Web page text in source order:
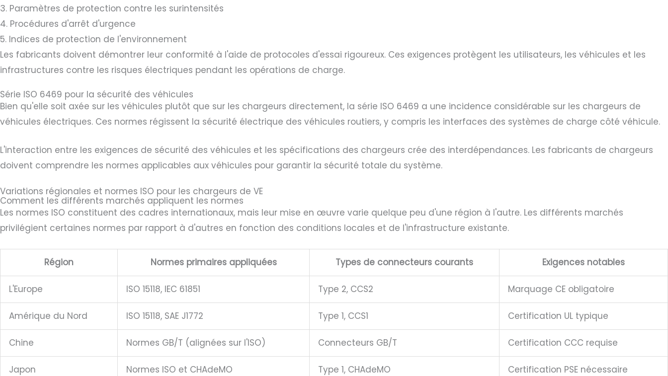
3. Paramètres de protection contre les surintensités
4. Procédures d'arrêt d'urgence
5. Indices de protection de l'environnement
Les fabricants doivent démontrer leur conformité à l'aide de protocoles d'essai rigoureux. Ces exigences protègent les utilisateurs, les véhicules et les
infrastructures contre les risques électriques pendant les opérations de charge.
Série ISO 6469 pour la sécurité des véhicules
Bien qu'elle soit axée sur les véhicules plutôt que sur les chargeurs directement, la série ISO 6469 a une incidence considérable sur les chargeurs de
véhicules électriques. Ces normes régissent la sécurité électrique des véhicules routiers, y compris les interfaces des systèmes de charge côté véhicule.
L'interaction entre les exigences de sécurité des véhicules et les spécifications des chargeurs crée des interdépendances. Les fabricants de chargeurs
doivent comprendre les normes applicables aux véhicules pour garantir la sécurité totale du système.
Variations régionales et normes ISO pour les chargeurs de VE
Comment les différents marchés appliquent les normes
Les normes ISO constituent des cadres internationaux, mais leur mise en œuvre varie quelque peu d'une région à l'autre. Les différents marchés
privilégient certaines normes par rapport à d'autres en fonction des conditions locales et de l'infrastructure existante.
Région Normes primaires appliquées Types de connecteurs courants Exigences notables
L'Europe ISO 15118, IEC 61851 Type 2, CCS2 Marquage CE obligatoire
Amérique du Nord ISO 15118, SAE J1772 Type 1, CCS1 Certification UL typique
Chine Normes GB/T (alignées sur l'ISO) Connecteurs GB/T Certification CCC requise
Japon Normes ISO et CHAdeMO Type 1, CHAdeMO Certification PSE nécessaire